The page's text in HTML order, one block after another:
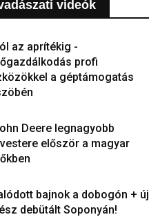
videók
az aprítékig -
profi
a géptámogatás
Deere legnagyobb
először a magyar
bajnok a dobogón + új
debütált Soponyán!